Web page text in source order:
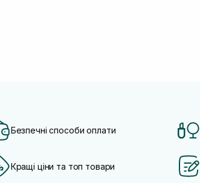
Безпечні способи оплати
Кращі ціни та топ товари